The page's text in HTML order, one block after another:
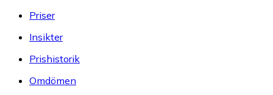
Priser
Insikter
Prishistorik
Omdömen